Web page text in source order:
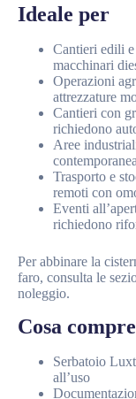
Ideale per
Cantieri edili
macchinari
Operazioni
attrezzature
Cantieri con
richiedono
Aree
Trasporto e
remoti con
Eventi
richiedono
Per abbinare la
faro, consulta le
noleggio.
Cosa
Serbatoio
all’uso